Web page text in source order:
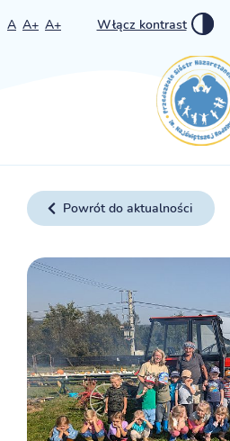
A A+ A+ Włącz kontrast
Powrót do aktualności